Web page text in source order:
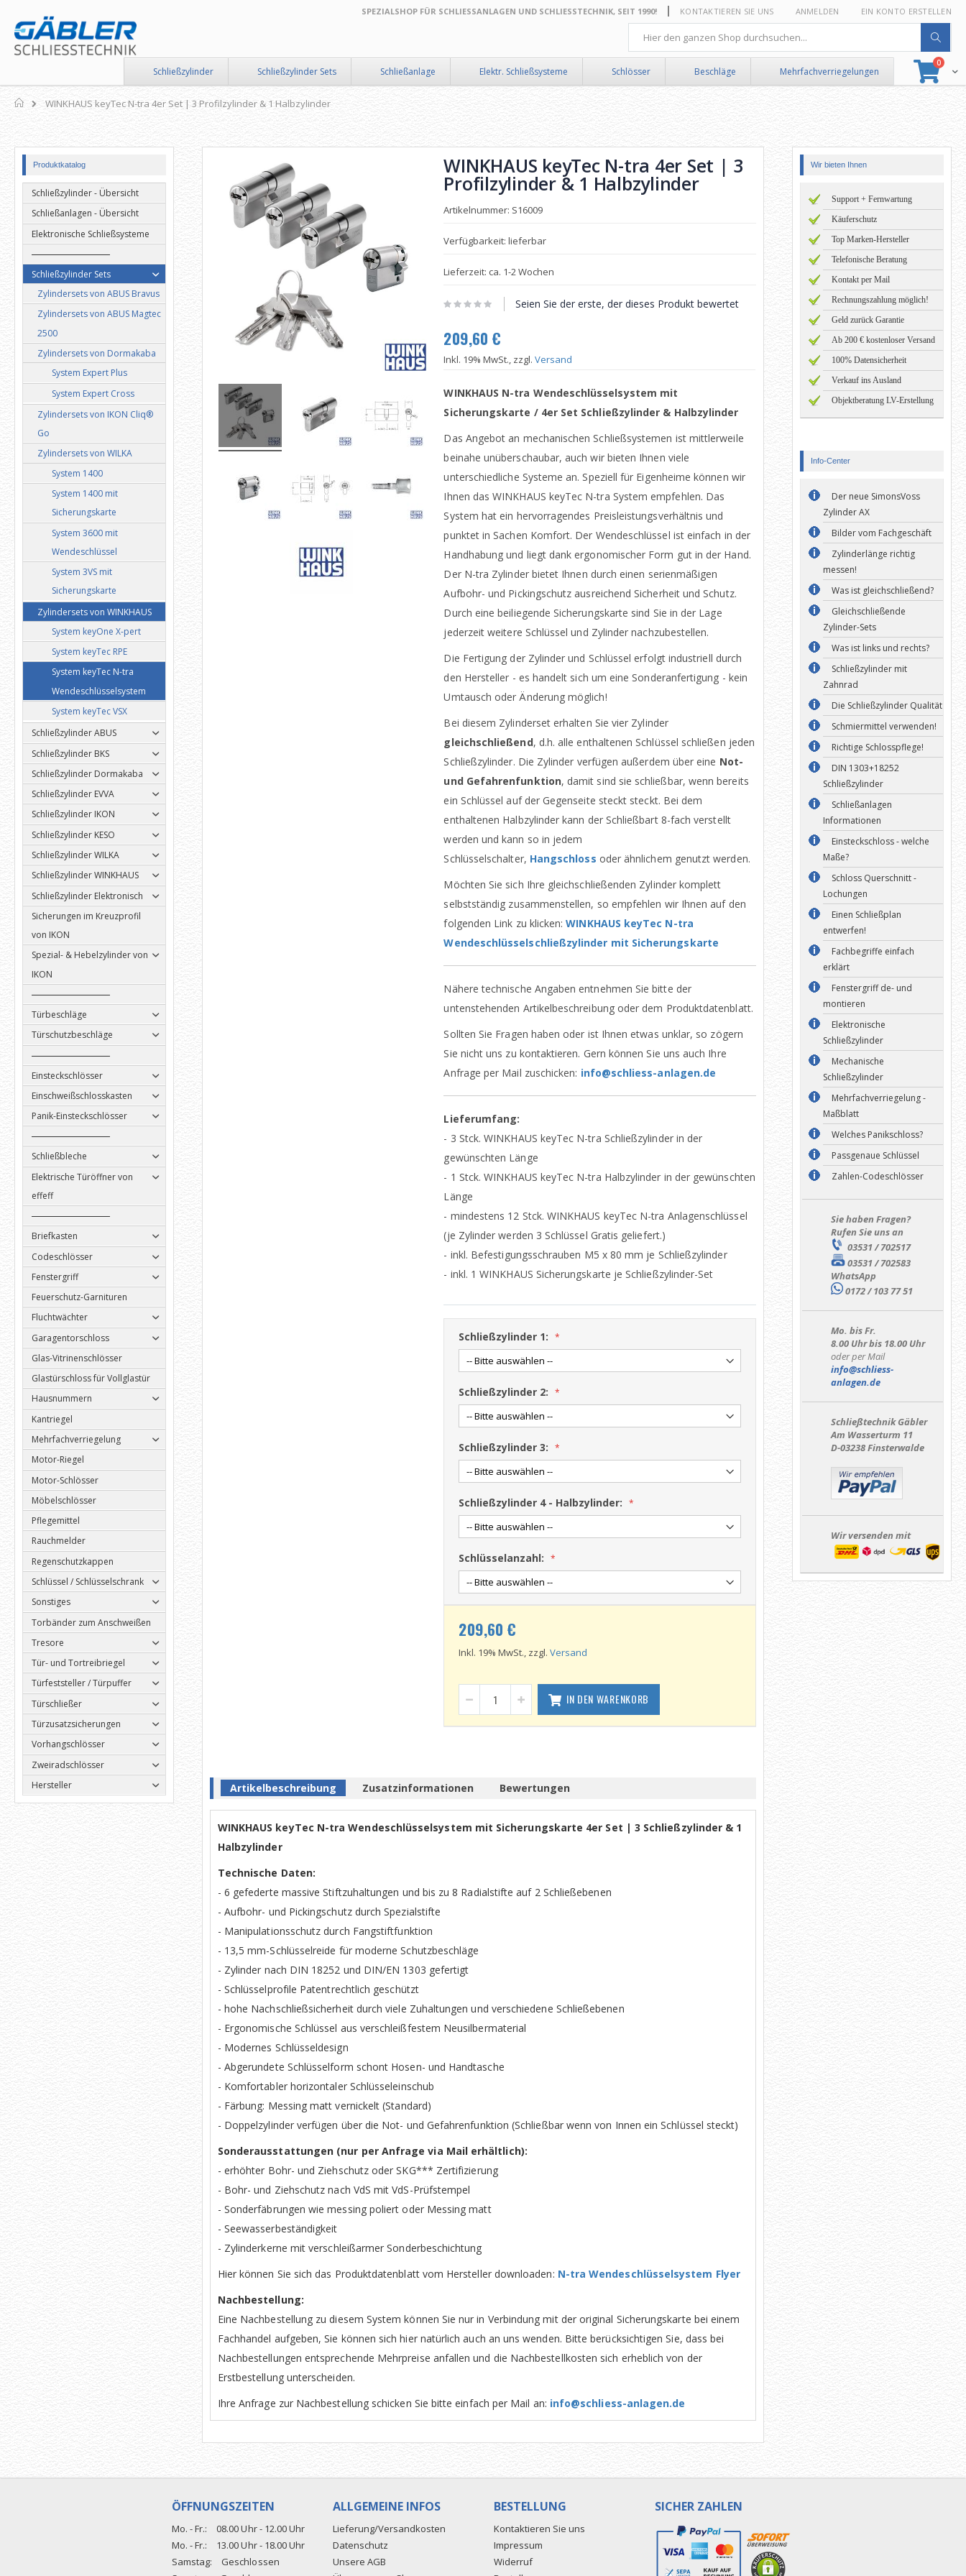
zum
Inhalt
SPEZIALSHOP FÜR SCHLIESSANLAGEN UND SCHLIESSTECHNIK, SEIT 1990! KONTAKTIEREN SIE UNS ANMELDEN EIN KONTO ERSTELLEN
0Artikel
Suche
Suche
Schließzylinder Schließzylinder Sets Schließanlage Elektr. Schließsysteme Schlösser Beschläge Mehrfachverriegelungen
Home
WINKHAUS keyTec N-tra 4er Set | 3 Profilzylinder & 1 Halbzylinder
Bildergalerie
springen
Bildergalerie
springen
WINKHAUS keyTec N-tra 4er Set | 3
Profilzylinder & 1 Halbzylinder
Artikelnummer: S16009
Verfügbarkeit: lieferbar
Lieferzeit: ca. 1-2 Wochen
Seien Sie der erste, der dieses Produkt bewertet
209,60 €
Inkl. 19% MwSt., zzgl.Versand
WINKHAUS N-tra Wendeschlüsselsystem mit
Sicherungskarte / 4er Set Schließzylinder & Halbzylinder
Das Angebot an mechanischen Schließsystemen ist mittlerweile
beinahe unüberschaubar, auch wir bieten Ihnen viele
unterschiedliche Systeme an. Speziell für Eigenheime können wir
Ihnen das WINKHAUS keyTec N-tra System empfehlen. Das
System hat ein hervorragendes Preisleistungsverhältnis und
punktet in Sachen Komfort. Der Wendeschlüssel ist einfach in der
Handhabung und liegt dank ergonomischer Form gut in der Hand.
Der N-tra Zylinder bietet Ihnen durch einen serienmäßigen
Aufbohr- und Pickingschutz ausreichend Sicherheit und Schutz.
Durch eine beiliegende Sicherungskarte sind Sie in der Lage
jederzeit weitere Schlüssel und Zylinder nachzubestellen.
Die Fertigung der Zylinder und Schlüssel erfolgt industriell durch
den Hersteller - es handelt sich um eine Sonderanfertigung - kein
Umtausch oder Änderung möglich!
Bei diesem Zylinderset erhalten Sie vier Zylinder
gleichschließend, d.h. alle enthaltenen Schlüssel schließen jeden
Schließzylinder. Die Zylinder verfügen außerdem über eine Not-
und Gefahrenfunktion, damit sind sie schließbar, wenn bereits
ein Schlüssel auf der Gegenseite steckt steckt. Bei dem
enthaltenen Halbzylinder kann der Schließbart 8-fach verstellt
werden und kann so in jedem
Schlüsselschalter, Hangschloss oder ähnlichem genutzt werden.
Möchten Sie sich Ihre gleichschließenden Zylinder komplett
selbstständig zusammenstellen, so empfehlen wir Ihnen auf den
folgenden Link zu klicken:WINKHAUS keyTec N-tra
Wendeschlüsselschließzylinder mit Sicherungskarte
Nähere technische Angaben entnehmen Sie bitte der
untenstehenden Artikelbeschreibung oder dem Produktdatenblatt.
Sollten Sie Fragen haben oder ist Ihnen etwas unklar, so zögern
Sie nicht uns zu kontaktieren. Gern können Sie uns auch Ihre
Anfrage per Mail zuschicken: info@schliess-anlagen.de
Lieferumfang:
- 3 Stck. WINKHAUS keyTec N-tra Schließzylinder in der
gewünschten Länge
- 1 Stck. WINKHAUS keyTec N-tra Halbzylinder in der gewünschten
Länge
- mindestens 12 Stck. WINKHAUS keyTec N-tra Anlagenschlüssel
(je Zylinder werden 3 Schlüssel Gratis geliefert.)
- inkl. Befestigungsschrauben M5 x 80 mm je Schließzylinder
- inkl. 1 WINKHAUS Sicherungskarte je Schließzylinder-Set
Schließzylinder 1:
Schließzylinder 2:
Schließzylinder 3:
Schließzylinder 4 - Halbzylinder:
Schlüsselanzahl:
209,60 €
Inkl. 19% MwSt., zzgl.Versand
IN DEN WARENKORB
Artikelbeschreibung
WINKHAUS keyTec N-tra Wendeschlüsselsystem mit Sicherungskarte 4er Set | 3 Schließzylinder & 1
Halbzylinder
Technische Daten:
- 6 gefederte massive Stiftzuhaltungen und bis zu 8 Radialstifte auf 2 Schließebenen
- Aufbohr- und Pickingschutz durch Spezialstifte
- Manipulationsschutz durch Fangstiftfunktion
- 13,5 mm-Schlüsselreide für moderne Schutzbeschläge
- Zylinder nach DIN 18252 und DIN/EN 1303 gefertigt
- Schlüsselprofile Patentrechtlich geschützt
- hohe Nachschließsicherheit durch viele Zuhaltungen und verschiedene Schließebenen
- Ergonomische Schlüssel aus verschleißfestem Neusilbermaterial
- Modernes Schlüsseldesign
- Abgerundete Schlüsselform schont Hosen- und Handtasche
- Komfortabler horizontaler Schlüsseleinschub
- Färbung: Messing matt vernickelt (Standard)
- Doppelzylinder verfügen über die Not- und Gefahrenfunktion (Schließbar wenn von Innen ein Schlüssel steckt)
Sonderausstattungen (nur per Anfrage via Mail erhältlich):
- erhöhter Bohr- und Ziehschutz oder SKG*** Zertifizierung
- Bohr- und Ziehschutz nach VdS mit VdS-Prüfstempel
- Sonderfäbrungen wie messing poliert oder Messing matt
- Seewasserbeständigkeit
- Zylinderkerne mit verschleißarmer Sonderbeschichtung
Hier können Sie sich das Produktdatenblatt vom Hersteller downloaden: N-tra Wendeschlüsselsystem Flyer
Nachbestellung:
Eine Nachbestellung zu diesem System können Sie nur in Verbindung mit der original Sicherungskarte bei einem
Fachhandel aufgeben, Sie können sich hier natürlich auch an uns wenden. Bitte berücksichtigen Sie, dass bei
Nachbestellungen entsprechende Mehrpreise anfallen und die Nachbestellkosten sich erheblich von der
Erstbestellung unterscheiden.
Ihre Anfrage zur Nachbestellung schicken Sie bitte einfach per Mail an: info@schliess-anlagen.de
Zusatzinformationen Bewertungen
Produktkatalog
Schließzylinder - Übersicht
Schließanlagen - Übersicht
Elektronische Schließsysteme
Schließzylinder Sets
Zylindersets von ABUS Bravus
Zylindersets von ABUS Magtec
2500
Zylindersets von Dormakaba
System Expert Plus
System Expert Cross
Zylindersets von IKON Cliq®
Go
Zylindersets von WILKA
System 1400
System 1400 mit
Sicherungskarte
System 3600 mit
Wendeschlüssel
System 3VS mit
Sicherungskarte
Zylindersets von WINKHAUS
System keyOne X-pert
System keyTec RPE
System keyTec N-tra
Wendeschlüsselsystem
System keyTec VSX
Schließzylinder ABUS
Schließzylinder BKS
Schließzylinder Dormakaba
Schließzylinder EVVA
Schließzylinder IKON
Schließzylinder KESO
Schließzylinder WILKA
Schließzylinder WINKHAUS
Schließzylinder Elektronisch
Sicherungen im Kreuzprofil
von IKON
Spezial- & Hebelzylinder von
IKON
Türbeschläge
Türschutzbeschläge
Einsteckschlösser
Einschweißschlosskasten
Panik-Einsteckschlösser
Schließbleche
Elektrische Türöffner von
effeff
Briefkasten
Codeschlösser
Fenstergriff
Feuerschutz-Garnituren
Fluchtwächter
Garagentorschloss
Glas-Vitrinenschlösser
Glastürschloss für Vollglastür
Hausnummern
Kantriegel
Mehrfachverriegelung
Motor-Riegel
Motor-Schlösser
Möbelschlösser
Pflegemittel
Rauchmelder
Regenschutzkappen
Schlüssel / Schlüsselschrank
Sonstiges
Torbänder zum Anschweißen
Tresore
Tür- und Tortreibriegel
Türfeststeller / Türpuffer
Türschließer
Türzusatzsicherungen
Vorhangschlösser
Zweiradschlösser
Hersteller
Wir bieten Ihnen
Support + Fernwartung
Käuferschutz
Top Marken-Hersteller
Telefonische Beratung
Kontakt per Mail
Rechnungszahlung möglich!
Geld zurück Garantie
Ab 200 € kostenloser Versand
100% Datensicherheit
Verkauf ins Ausland
Objektberatung LV-Erstellung
Info-Center
Der neue SimonsVoss
Zylinder AX
Bilder vom Fachgeschäft
Zylinderlänge richtig
messen!
Was ist gleichschließend?
Gleichschließende
Zylinder-Sets
Was ist links und rechts?
Schließzylinder mit
Zahnrad
Die Schließzylinder Qualität
Schmiermittel verwenden!
Richtige Schlosspflege!
DIN 1303+18252
Schließzylinder
Schließanlagen
Informationen
Einsteckschloss - welche
Maße?
Schloss Querschnitt -
Lochungen
Einen Schließplan
entwerfen!
Fachbegriffe einfach
erklärt
Fenstergriff de- und
montieren
Elektronische
Schließzylinder
Mechanische
Schließzylinder
Mehrfachverriegelung -
Maßblatt
Welches Panikschloss?
Passgenaue Schlüssel
Zahlen-Codeschlösser
Sie haben Fragen?
Rufen Sie uns an
03531 / 702517
03531 / 702583
WhatsApp
0172 / 103 77 51
Mo. bis Fr.
8.00 Uhr bis 18.00 Uhr
oder per Mail
info@schliess-
anlagen.de
Schließtechnik Gäbler
Am Wasserturm 11
D-03238 Finsterwalde
Wir versenden mit
ÖFFNUNGSZEITEN
Mo. - Fr.:
08.00 Uhr - 12.00 Uhr
Mo. - Fr.:
13.00 Uhr - 18.00 Uhr
Samstag:
Geschlossen
ALLGEMEINE INFOS
Lieferung/Versandkosten
Datenschutz
Unsere AGB
BESTELLUNG
Kontaktieren Sie uns
Impressum
Widerruf
SICHER ZAHLEN